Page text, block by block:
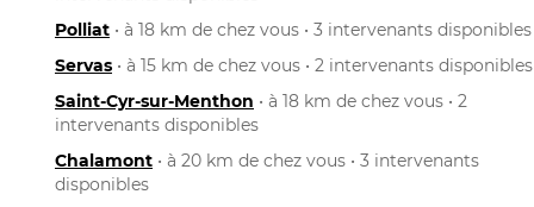
Polliat • à 18 km de chez vous • 3 intervenants disponibles
Servas • à 15 km de chez vous • 2 intervenants disponibles
Saint-Cyr-sur-Menthon • à 18 km de chez vous • 2
intervenants disponibles
Chalamont • à 20 km de chez vous • 3 intervenants
disponibles